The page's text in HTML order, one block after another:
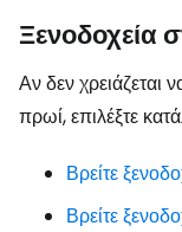
Αν δεν χρειάζεται
πρωί, επιλέξτε
Βρείτε
Βρείτε